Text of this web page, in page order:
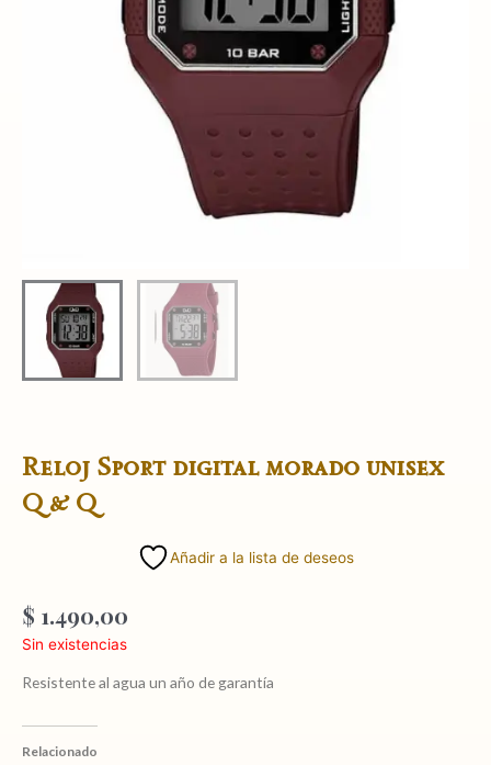
Reloj Sport digital morado unisex
Q & Q
Añadir a la lista de deseos
$ 1.490,00
Sin existencias
Resistente al agua un año de garantía
Relacionado